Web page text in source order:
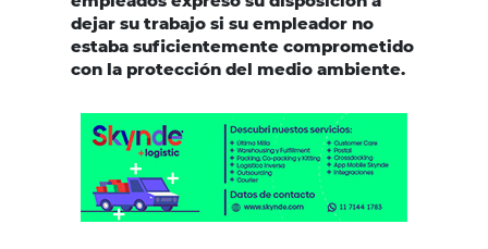
dejar su trabajo si su empleador no
estaba suficientemente comprometido
con la protección del medio ambiente.